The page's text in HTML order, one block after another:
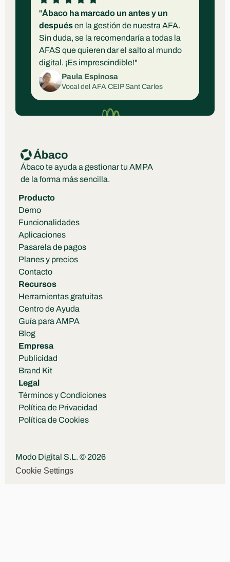
"Ábaco ha marcado un antes y un
después en la gestión de nuestra AFA.
Sin duda, se la recomendaría a todas la
AFAS que quieren dar el salto al mundo
digital. ¡Es imprescindible!"
Paula Espinosa
Vocal del AFA CEIP Sant Carles
Ábaco te ayuda a gestionar tu AMPA
de la forma más sencilla.
Producto
Demo
Funcionalidades
Aplicaciones
Pasarela de pagos
Planes y precios
Contacto
Recursos
Herramientas gratuitas
Centro de Ayuda
Guía para AMPA
Blog
Empresa
Publicidad
Brand Kit
Legal
Términos y Condiciones
Política de Privacidad
Política de Cookies
Modo Digital S.L. © 2026
Cookie Settings